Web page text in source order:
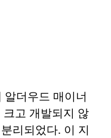
더우드 매이너
고 개발되지 않
리되었다. 이 지